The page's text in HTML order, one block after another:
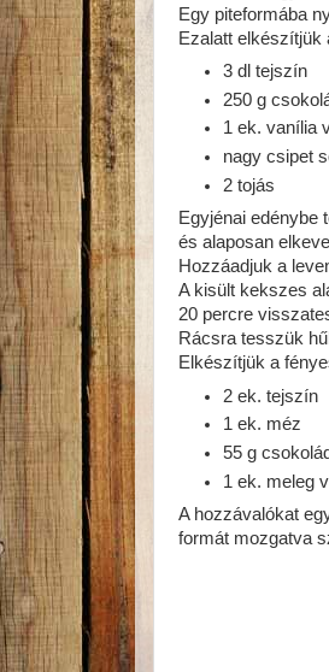
Egy piteformába
Ezalatt elkészítjük
3 dl tejszín
250 g
1 ek. vanília
nagy csipet
2 tojás
Egyjénai edénybe
és alaposan
Hozzáadjuk a
A kisült kekszes
20 percre
Rácsra tesszük
Elkészítjük a
2 ek. tejszín
1 ek. méz
55 g
1 ek. meleg
A hozzávalókat
formát mozgatva